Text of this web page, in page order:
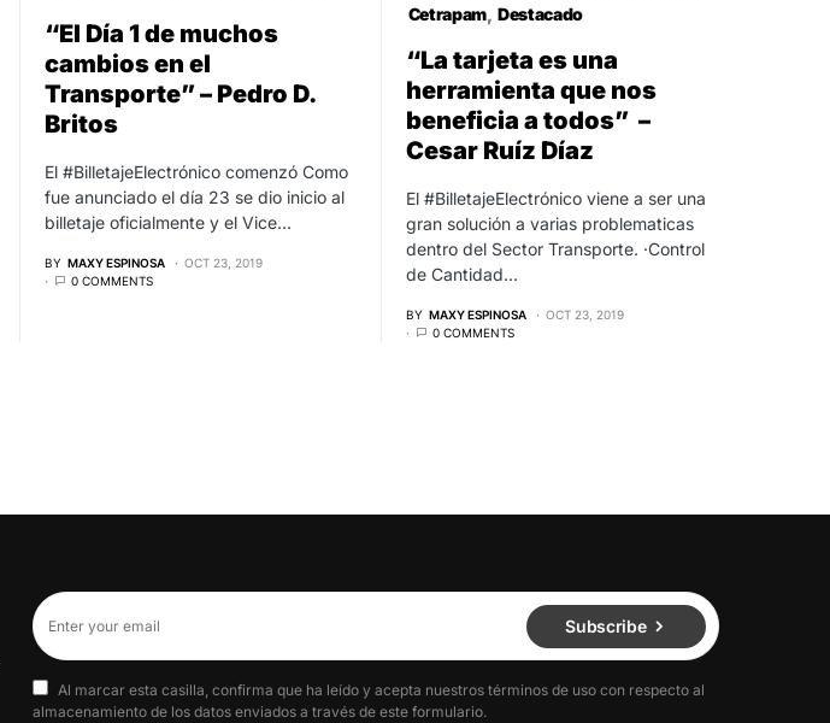
“El Día 1 de muchos
cambios en el
Transporte” – Pedro D.
Britos
El #BilletajeElectrónico comenzó Como
fue anunciado el día 23 se dio inicio al
billetaje oficialmente y el Vice…
BY MAXY ESPINOSA
OCT 23, 2019
0 COMMENTS
Cetrapam Destacado
“La tarjeta es una
herramienta que nos
beneficia a todos” –
Cesar Ruíz Díaz
El #BilletajeElectrónico viene a ser una
gran solución a varias problematicas
dentro del Sector Transporte. ·Control
de Cantidad…
BY MAXY ESPINOSA
OCT 23, 2019
0 COMMENTS
Subscribe
Al marcar esta casilla, confirma que ha leído y acepta nuestros términos de uso con respecto al
almacenamiento de los datos enviados a través de este formulario.